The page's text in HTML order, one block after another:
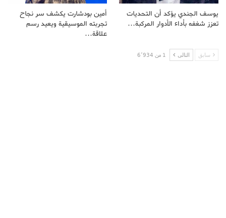
يوسف الجندي يؤكد أن التحديات
تعزز شغفه بأداء الأدوار المركبة…
أمين بودشارت يكشف سر نجاح
تجربته الموسيقية ويعيد رسم
علاقة…
سابق التالى 1 من 6٬934